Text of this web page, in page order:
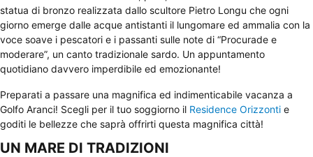
statua di bronzo realizzata dallo scultore Pietro Longu che ogni
giorno emerge dalle acque antistanti il lungomare ed ammalia con la
voce soave i pescatori e i passanti sulle note di “Procurade e
moderare”, un canto tradizionale sardo. Un appuntamento
quotidiano davvero imperdibile ed emozionante!
Preparati a passare una magnifica ed indimenticabile vacanza a
Golfo Aranci! Scegli per il tuo soggiorno il Residence Orizzonti e
goditi le bellezze che saprà offrirti questa magnifica città!
UN MARE DI TRADIZIONI